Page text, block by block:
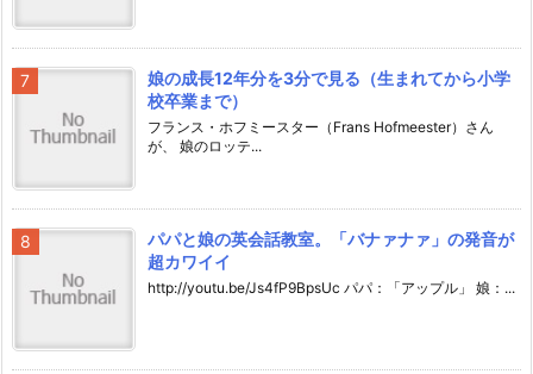
娘の成長12年分を3分で見る（生まれてから小学
校卒業まで）
フランス・ホフミースター（Frans Hofmeester）さん
が、 娘のロッテ...
パパと娘の英会話教室。「バナァナァ」の発音が
超カワイイ
http://youtu.be/Js4fP9BpsUc パパ：「アップル」 娘：...